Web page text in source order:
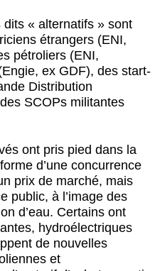
dits « alternatifs » sont
étrangers (ENI,
pétroliers (ENI,
ex GDF), des start-
Distribution
SCOPs militantes
ont pris pied dans la
d’une concurrence
prix de marché, mais
public, à l’image des
d’eau. Certains ont
hydroélectriques
de nouvelles
et